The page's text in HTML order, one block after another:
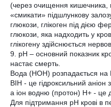
(через очищення кишечника,
«смикати» підшлункову
глюкози, глікоген під дією
глюкози, яка надходить у
глікогену здійснюється
9. рН – основний показник
настає смерть.
Вода (НОН) розпадається на
ВІН - це гідроксильний аніон
а іон водню (протон) Н+ - це
Для підтримання рН крові в